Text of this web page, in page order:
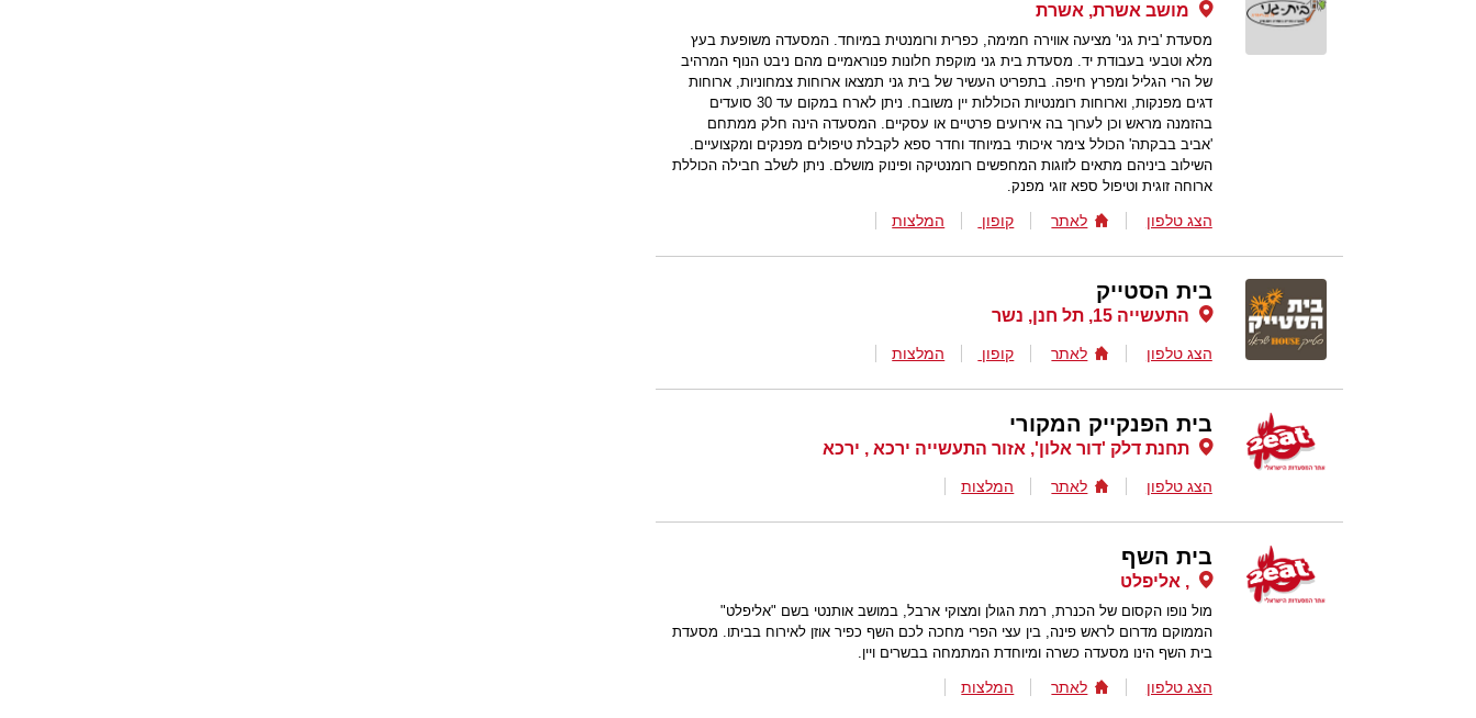
מושב אשרת, אשרת
מסעדת 'בית גני' מציעה אווירה חמימה, כפרית ורומנטית במיוחד. המסעדה משופעת בעץ
מלא וטבעי בעבודת יד. מסעדת בית גני מוקפת חלונות פנוראמיים מהם ניבט הנוף המרהיב
של הרי הגליל ומפרץ חיפה. בתפריט העשיר של בית גני תמצאו ארוחות צמחוניות, ארוחות
דגים מפנקות, וארוחות רומנטיות הכוללות יין משובח. ניתן לארח במקום עד 30 סועדים
בהזמנה מראש וכן לערוך בה אירועים פרטיים או עסקיים. המסעדה הינה חלק ממתחם
'אביב בבקתה' הכולל צימר איכותי במיוחד וחדר ספא לקבלת טיפולים מפנקים ומקצועיים.
השילוב ביניהם מתאים לזוגות המחפשים רומנטיקה ופינוק מושלם. ניתן לשלב חבילה הכוללת
ארוחה זוגית וטיפול ספא זוגי מפנק.
הצג טלפון לאתר קופון המלצות
בית הסטייק
התעשייה 15, תל חנן, נשר
הצג טלפון לאתר קופון המלצות
בית הפנקייק המקורי
תחנת דלק 'דור אלון', אזור התעשייה ירכא , ירכא
הצג טלפון לאתר המלצות
בית השף
, אליפלט
מול נופו הקסום של הכנרת, רמת הגולן ומצוקי ארבל, במושב אותנטי בשם "אליפלט"
הממוקם מדרום לראש פינה, בין עצי הפרי מחכה לכם השף כפיר אוזן לאירוח בביתו. מסעדת
בית השף הינו מסעדה כשרה ומיוחדת המתמחה בבשרים ויין.
הצג טלפון לאתר המלצות